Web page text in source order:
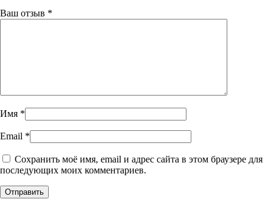
Ваш отзыв *
Имя *
Email *
Сохранить моё имя, email и адрес сайта в этом браузере для
последующих моих комментариев.